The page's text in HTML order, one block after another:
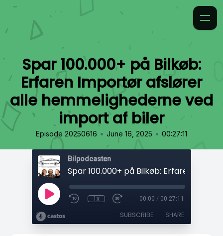
Spar 100.000+ på Bilkøb:
Erfaren Importør afslører
alle hemmelighederne ved
import af biler
Episode 20250616 • June 16, 2025 • 00:27:11
Bilpodcasten
1x 00:00 / 00:27:11
SUBSCRIBE SHARE